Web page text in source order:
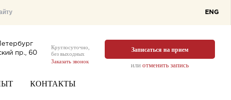
ENG
пр., 60
Круглосуточно,
без выходных
Заказать звонок
Записаться на прием
или отменить запись
КОНТАКТЫ